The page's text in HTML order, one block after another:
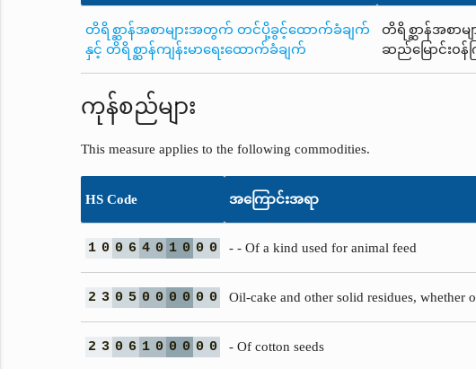
တိရိစ္ဆာန်အစာများအတွက် တင်ပို့ခွင့်ထောက်ခံချက်
နှင့် တိရိစ္ဆာန်ကျန်းမာရေးထောက်ခံချက်
တိရိစ္ဆာန်အစာမ
ဆည်မြောင်း၀န်
ကုန်စည်များ
This measure applies to the following commodities.
HS Code အကြောင်းအရာ
1 0 0 6 4 0 1 0 0 0 - - Of a kind used for animal feed
2 3 0 5 0 0 0 0 0 0 Oil-cake and other solid residues,
2 3 0 6 1 0 0 0 0 0 - Of cotton seeds